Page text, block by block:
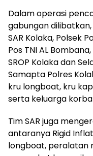
Dalam operasi
gabungan dilibatkan,
SAR Kolaka, Polsek
Pos TNI AL
SROP Kolaka dan
Samapta Polres
kru longboat, kru
serta keluarga
Tim SAR juga
antaranya Rigid
longboat, peralatan